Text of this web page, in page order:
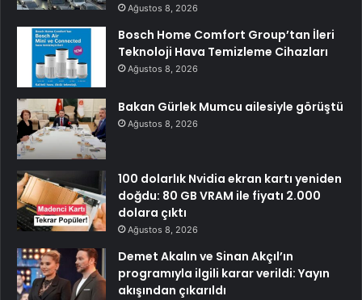
Ağustos 8, 2026
Bosch Home Comfort Group’tan İleri
Teknoloji Hava Temizleme Cihazları
Ağustos 8, 2026
Bakan Gürlek Mumcu ailesiyle görüştü
Ağustos 8, 2026
100 dolarlık Nvidia ekran kartı yeniden
doğdu: 80 GB VRAM ile fiyatı 2.000
dolara çıktı
Ağustos 8, 2026
Demet Akalın ve Sinan Akçıl’ın
programıyla ilgili karar verildi: Yayın
akışından çıkarıldı